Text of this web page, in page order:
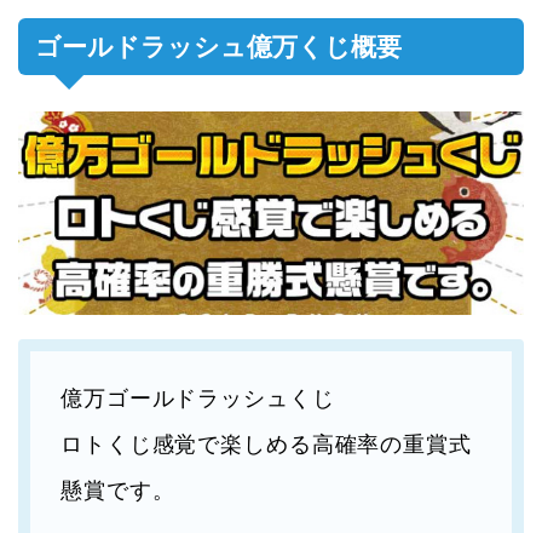
ゴールドラッシュ億万くじ概要
億万ゴールドラッシュくじ
ロトくじ感覚で楽しめる高確率の重賞式
懸賞です。